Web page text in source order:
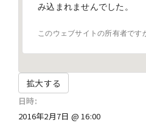
み込まれませんでした。
このウェブサイトの所有者です
拡大する
日時:
2016年2月7日 @ 16:00